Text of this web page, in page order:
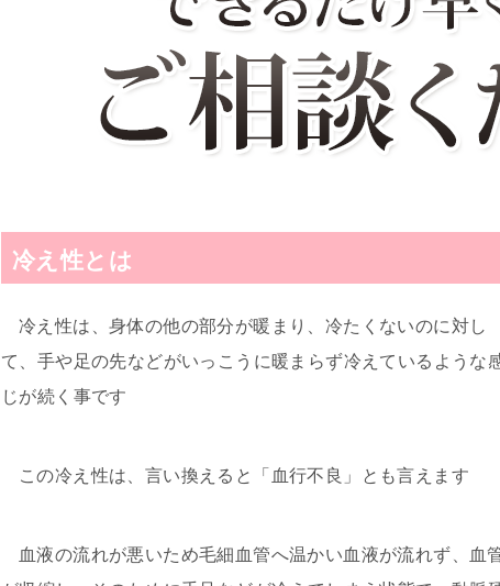
冷え性とは
冷え性は、身体の他の部分が暖まり、冷たくないのに対し
て、手や足の先などがいっこうに暖まらず冷えているような
じが続く事です
この冷え性は、言い換えると「血行不良」とも言えます
血液の流れが悪いため毛細血管へ温かい血液が流れず、血